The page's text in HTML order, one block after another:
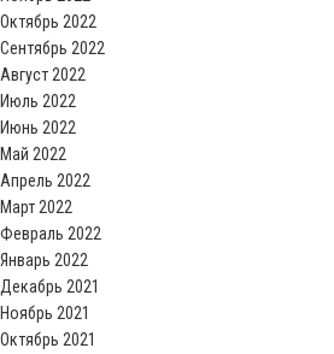
Октябрь 2022
Сентябрь 2022
Август 2022
Июль 2022
Июнь 2022
Май 2022
Апрель 2022
Март 2022
Февраль 2022
Январь 2022
Декабрь 2021
Ноябрь 2021
Октябрь 2021